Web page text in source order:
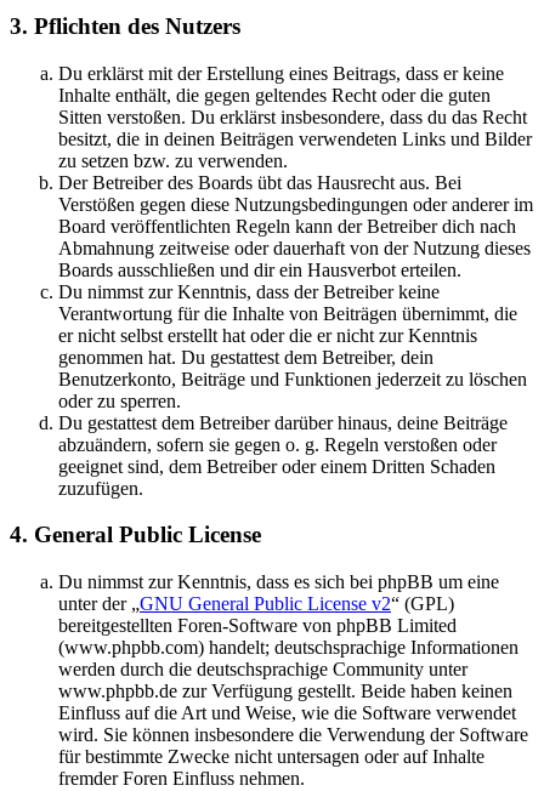
3. Pflichten des Nutzers
Du erklärst mit der Erstellung eines Beitrags, dass er keine
Inhalte enthält, die gegen geltendes Recht oder die guten
Sitten verstoßen. Du erklärst insbesondere, dass du das Recht
besitzt, die in deinen Beiträgen verwendeten Links und Bilder
zu setzen bzw. zu verwenden.
Der Betreiber des Boards übt das Hausrecht aus. Bei
Verstößen gegen diese Nutzungsbedingungen oder anderer im
Board veröffentlichten Regeln kann der Betreiber dich nach
Abmahnung zeitweise oder dauerhaft von der Nutzung dieses
Boards ausschließen und dir ein Hausverbot erteilen.
Du nimmst zur Kenntnis, dass der Betreiber keine
Verantwortung für die Inhalte von Beiträgen übernimmt, die
er nicht selbst erstellt hat oder die er nicht zur Kenntnis
genommen hat. Du gestattest dem Betreiber, dein
Benutzerkonto, Beiträge und Funktionen jederzeit zu löschen
oder zu sperren.
Du gestattest dem Betreiber darüber hinaus, deine Beiträge
abzuändern, sofern sie gegen o. g. Regeln verstoßen oder
geeignet sind, dem Betreiber oder einem Dritten Schaden
zuzufügen.
4. General Public License
Du nimmst zur Kenntnis, dass es sich bei phpBB um eine
unter der „GNU General Public License v2“ (GPL)
bereitgestellten Foren-Software von phpBB Limited
(www.phpbb.com) handelt; deutschsprachige Informationen
werden durch die deutschsprachige Community unter
www.phpbb.de zur Verfügung gestellt. Beide haben keinen
Einfluss auf die Art und Weise, wie die Software verwendet
wird. Sie können insbesondere die Verwendung der Software
für bestimmte Zwecke nicht untersagen oder auf Inhalte
fremder Foren Einfluss nehmen.